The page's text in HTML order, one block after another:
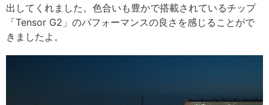
出してくれました。色合いも豊かで搭載されているチップ
「Tensor G2」のパフォーマンスの良さを感じることがで
きましたよ。